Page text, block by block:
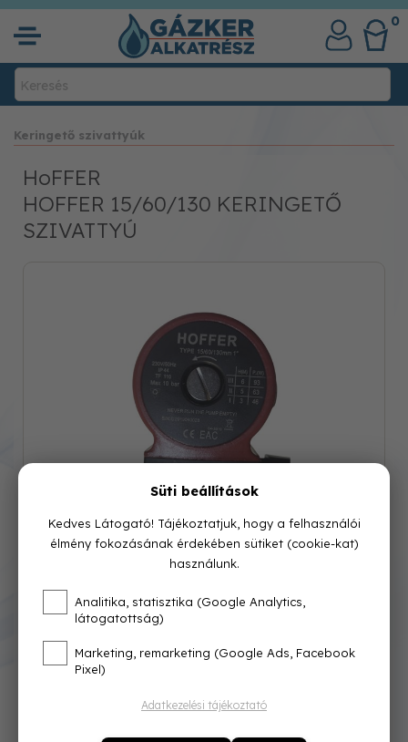
0
Keringető szivattyúk
HoFFER
HOFFER 15/60/130 KERINGETŐ
SZIVATTYÚ
Cikkszám: HOF-01
Azonnal raktárról
30 000 Ft
Süti beállítások
Kedves Látogató! Tájékoztatjuk, hogy a felhasználói
élmény fokozásának érdekében sütiket (cookie-kat)
használunk.
Analitika, statisztika (Google Analytics,
látogatottság)
Marketing, remarketing (Google Ads, Facebook
Pixel)
Adatkezelési tájékoztató